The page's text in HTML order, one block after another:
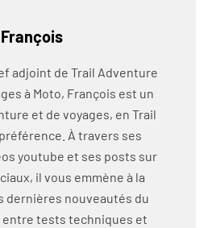
François
adjoint de Trail Adventure
à Moto, François est un
et de voyages, en Trail
À travers ses
youtube et ses posts sur
il vous emmène à la
dernières nouveautés du
entre tests techniques et